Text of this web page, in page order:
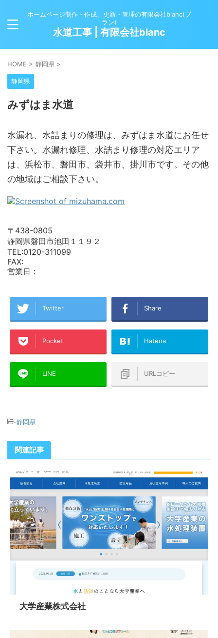
ホームページ制作・作成、更新・管理の有限会社blanc(ブ
ラン)
水道工事 | 有限会社blanc
HOME > 静岡県 >
静岡県
みずはま水道
水漏れ、水詰まりの修理は、みずはま水道にお任せ
下さい。水漏れ修理、水詰まり修理の対応エリア
は、浜松市、磐田市、袋井市、掛川市です。その他
の地域はご相談下さい。
〒438-0805
静岡県磐田市池田１１９２
TEL:0120-311099
FAX:
営業日：
Twitter Share
Pocket Hatena
LINE URLコピー
-静岡県
関連記事
大学産業株式会社